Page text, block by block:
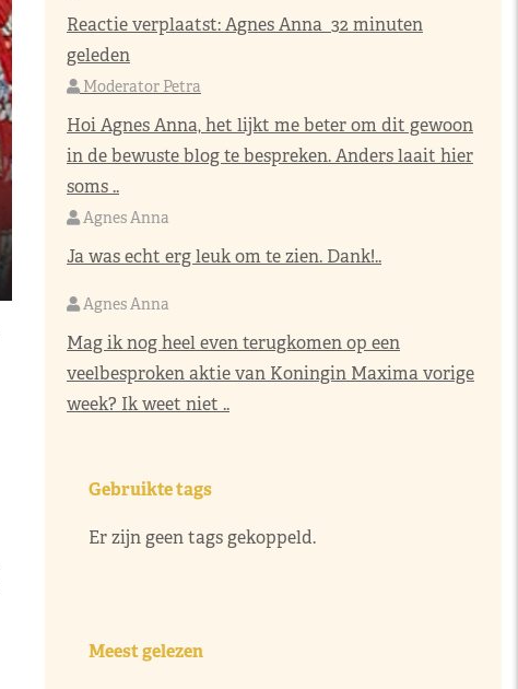
Reactie verplaatst:Agnes Anna 32 minuten
geleden
Moderator Petra
Hoi Agnes Anna, het lijkt me beter om dit gewoon
in de bewuste blog te bespreken. Anders laait hier
soms ..
Agnes Anna
Ja was echt erg leuk om te zien. Dank!..
Agnes Anna
Mag ik nog heel even terugkomen op een
veelbesproken aktie van Koningin Maxima vorige
week? Ik weet niet ..
Gebruikte tags
Er zijn geen tags gekoppeld.
Meest gelezen